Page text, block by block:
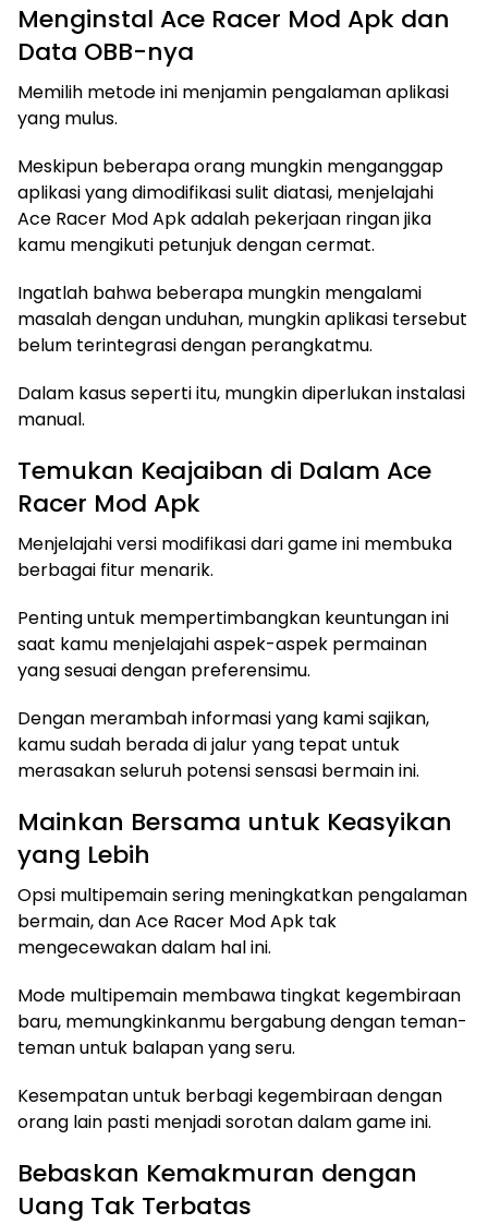
Menginstal Ace Racer Mod Apk dan
Data OBB-nya
Memilih metode ini menjamin pengalaman aplikasi
yang mulus.
Meskipun beberapa orang mungkin menganggap
aplikasi yang dimodifikasi sulit diatasi, menjelajahi
Ace Racer Mod Apk adalah pekerjaan ringan jika
kamu mengikuti petunjuk dengan cermat.
Ingatlah bahwa beberapa mungkin mengalami
masalah dengan unduhan, mungkin aplikasi tersebut
belum terintegrasi dengan perangkatmu.
Dalam kasus seperti itu, mungkin diperlukan instalasi
manual.
Temukan Keajaiban di Dalam Ace
Racer Mod Apk
Menjelajahi versi modifikasi dari game ini membuka
berbagai fitur menarik.
Penting untuk mempertimbangkan keuntungan ini
saat kamu menjelajahi aspek-aspek permainan
yang sesuai dengan preferensimu.
Dengan merambah informasi yang kami sajikan,
kamu sudah berada di jalur yang tepat untuk
merasakan seluruh potensi sensasi bermain ini.
Mainkan Bersama untuk Keasyikan
yang Lebih
Opsi multipemain sering meningkatkan pengalaman
bermain, dan Ace Racer Mod Apk tak
mengecewakan dalam hal ini.
Mode multipemain membawa tingkat kegembiraan
baru, memungkinkanmu bergabung dengan teman-
teman untuk balapan yang seru.
Kesempatan untuk berbagi kegembiraan dengan
orang lain pasti menjadi sorotan dalam game ini.
Bebaskan Kemakmuran dengan
Uang Tak Terbatas